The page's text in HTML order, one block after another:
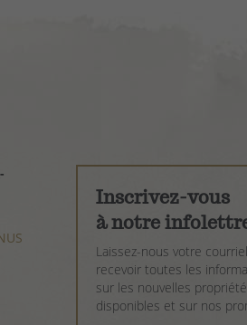
Inscrivez-vous
à notre
Laissez-nous votre
recevoir toutes les
sur les nouvelles
disponibles et sur nos